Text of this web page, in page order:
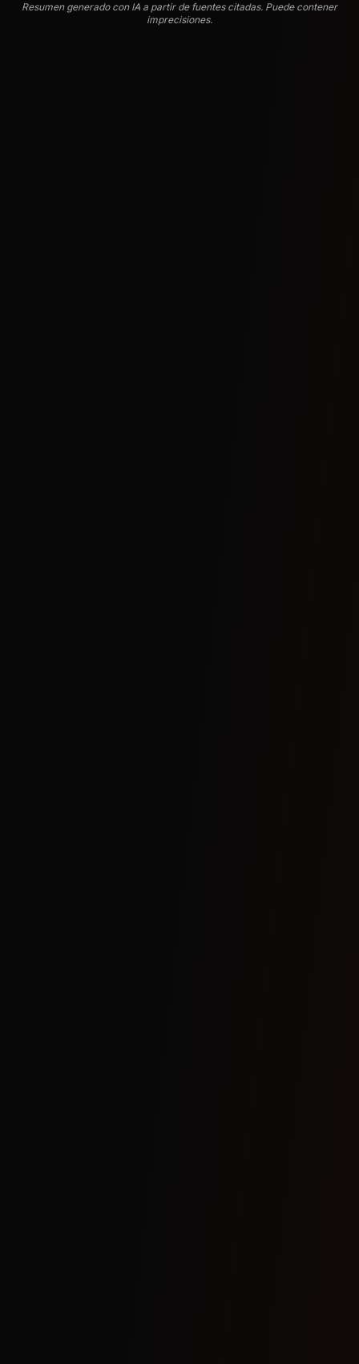
Resumen generado con IA a partir de fuentes citadas. Puede contener
imprecisiones.